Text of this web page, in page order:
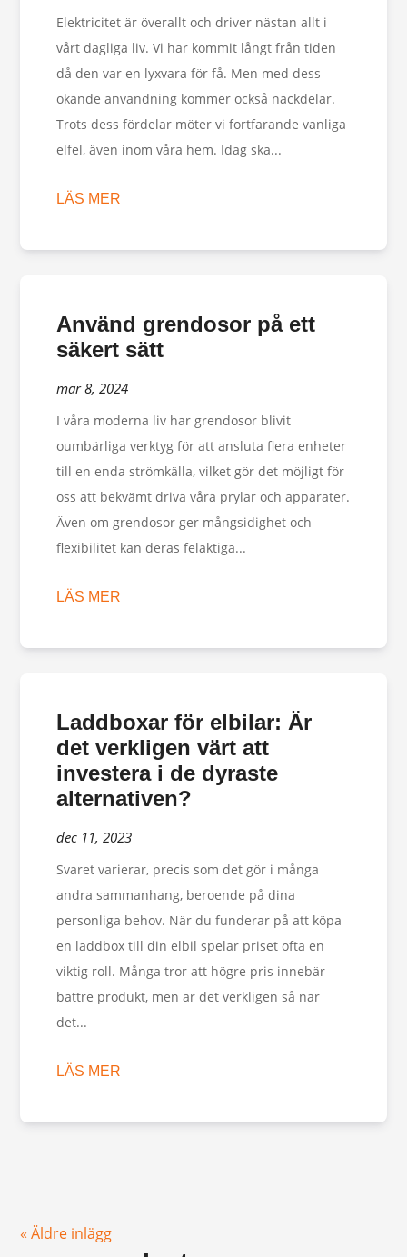
Elektricitet är överallt och driver nästan allt i
vårt dagliga liv. Vi har kommit långt från tiden
då den var en lyxvara för få. Men med dess
ökande användning kommer också nackdelar.
Trots dess fördelar möter vi fortfarande vanliga
elfel, även inom våra hem. Idag ska...
LÄS MER
Använd grendosor på ett
säkert sätt
mar 8, 2024
I våra moderna liv har grendosor blivit
oumbärliga verktyg för att ansluta flera enheter
till en enda strömkälla, vilket gör det möjligt för
oss att bekvämt driva våra prylar och apparater.
Även om grendosor ger mångsidighet och
flexibilitet kan deras felaktiga...
LÄS MER
Laddboxar för elbilar: Är
det verkligen värt att
investera i de dyraste
alternativen?
dec 11, 2023
Svaret varierar, precis som det gör i många
andra sammanhang, beroende på dina
personliga behov. När du funderar på att köpa
en laddbox till din elbil spelar priset ofta en
viktig roll. Många tror att högre pris innebär
bättre produkt, men är det verkligen så när
det...
LÄS MER
« Äldre inlägg